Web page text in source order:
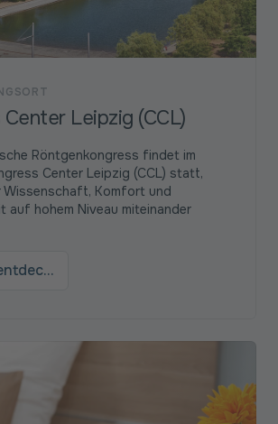
Leipzig (CCL)
Röntgenkongress findet im
Center Leipzig (CCL) statt,
Wissenschaft, Komfort und
auf hohem Niveau miteinander
Jetzt entdecken